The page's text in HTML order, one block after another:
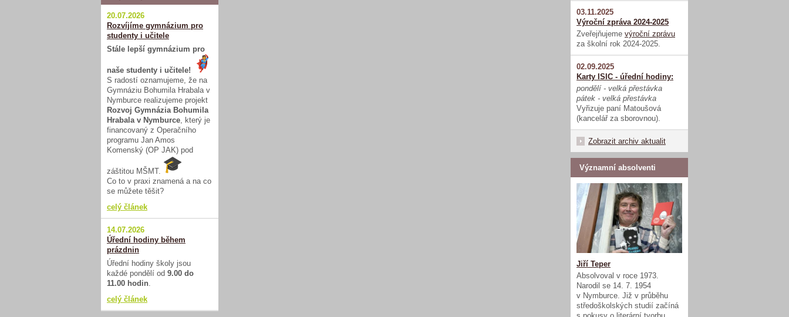
03.11.2025
Výroční zpráva 2024-2025
Zveřejňujeme výroční zprávu
za školní rok 2024-2025.
02.09.2025
Karty ISIC - úřední hodiny:
pondělí - velká přestávka
pátek - velká přestávka
Vyřizuje paní Matoušová
(kancelář za sborovnou).
Zobrazit archiv aktualit
Významní absolventi
Jiří Teper
Absolvoval v roce 1973.
Narodil se 14. 7. 1954
v Nymburce. Již v průběhu
středoškolských studií začíná
20.07.2026
Rozvíjíme gymnázium pro
studenty i učitele
Stále lepší gymnázium pro
naše studenty i učitele!
S radostí oznamujeme, že na
Gymnáziu Bohumila Hrabala v
Nymburce realizujeme projekt
Rozvoj Gymnázia Bohumila
Hrabala v Nymburce , který je
financovaný z Operačního
programu Jan Amos
Komenský (OP JAK) pod
záštitou MŠMT.
Co to v praxi znamená a na co
se můžete těšit?
celý článek
14.07.2026
Úřední hodiny během
prázdnin
Úřední hodiny školy jsou
každé pondělí od 9.00 do
11.00 hodin
celý článek